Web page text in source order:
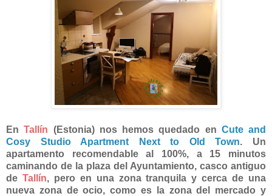
EnTallín (Estonia) nos hemos quedado en Cute and
Cosy Studio Apartment Next to Old Town. Un
apartamento recomendable al 100%, a 15 minutos
caminando de la plaza del Ayuntamiento, casco antiguo
de Tallín, pero en una zona tranquila y cerca de una
nueva zona de ocio, como es la zona del mercado y